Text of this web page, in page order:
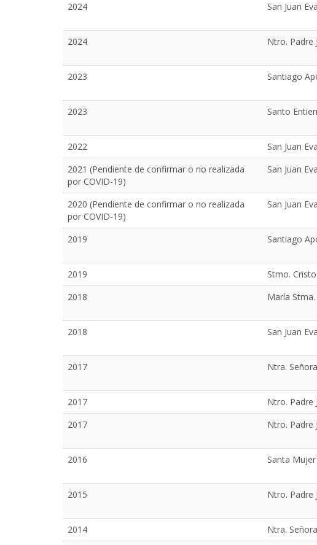
2024
San Juan
2024
Ntro. Padre
2023
Santiago
2023
Santo
2022
San Juan
2021 (Pendiente de confirmar o no realizada
por COVID-19)
San Juan
2020 (Pendiente de confirmar o no realizada
por COVID-19)
San Juan
2019 Santiago
2019
Stmo.
2018
María
2018
San Juan
2017
Ntra.
2017
Ntro. Padre
2017
Ntro. Padre
2016
Santa
2015
Ntro. Padre
2014
Ntra.